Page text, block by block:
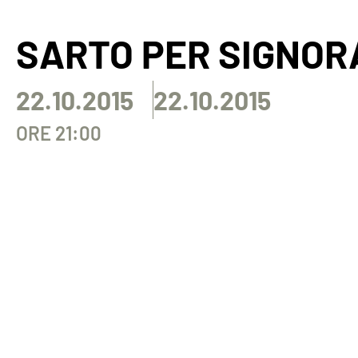
SARTO PER
22.10.2015 22.10.2015
ORE 21:00